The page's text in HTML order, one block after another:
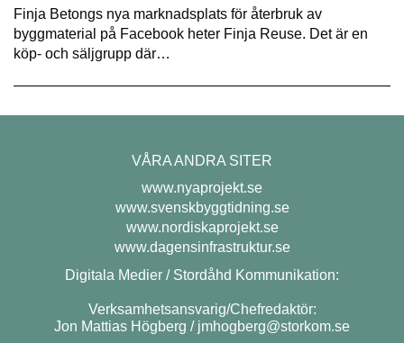
Finja Betongs nya marknadsplats för återbruk av
byggmaterial på Facebook heter Finja Reuse. Det är en
köp- och säljgrupp där…
VÅRA ANDRA SITER
www.nyaprojekt.se
www.svenskbyggtidning.se
www.nordiskaprojekt.se
www.dagensinfrastruktur.se
Digitala Medier / Stordåhd Kommunikation:
Verksamhetsansvarig/Chefredaktör:
Jon Mattias Högberg / jmhogberg@storkom.se